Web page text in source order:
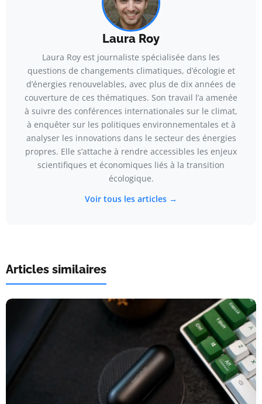
Laura Roy
Laura Roy est journaliste spécialisée dans les
questions de changements climatiques, d’écologie et
d’énergies renouvelables, avec plus de dix années de
couverture de ces thématiques. Son travail l’a amenée
à suivre des conférences internationales sur le climat,
à enquêter sur les politiques environnementales et à
analyser les innovations dans le secteur des énergies
propres. Elle s’attache à rendre accessibles les enjeux
scientifiques et économiques liés à la transition
écologique.
Voir tous les articles →
Articles similaires